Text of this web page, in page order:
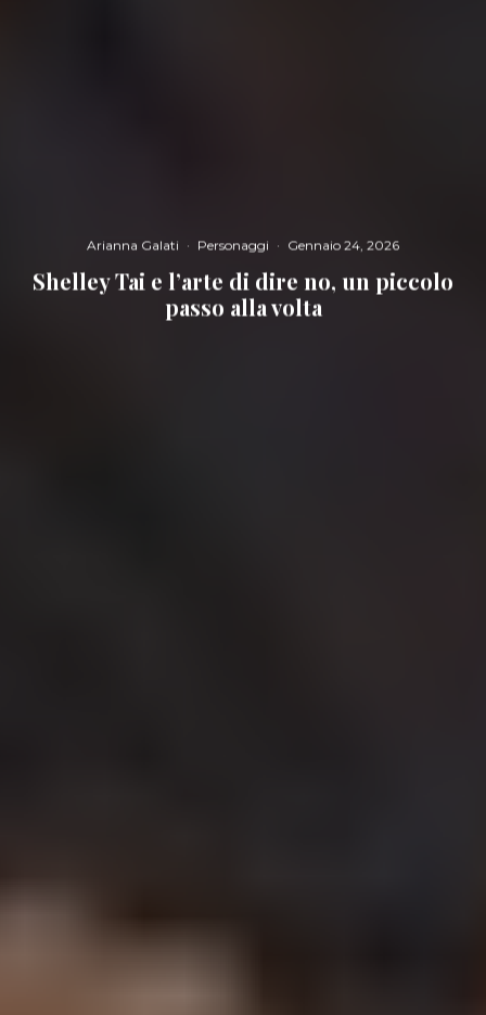
Arianna Galati · Personaggi · Gennaio 24, 2026
Shelley Tai e l’arte di dire no, un piccolo
passo alla volta